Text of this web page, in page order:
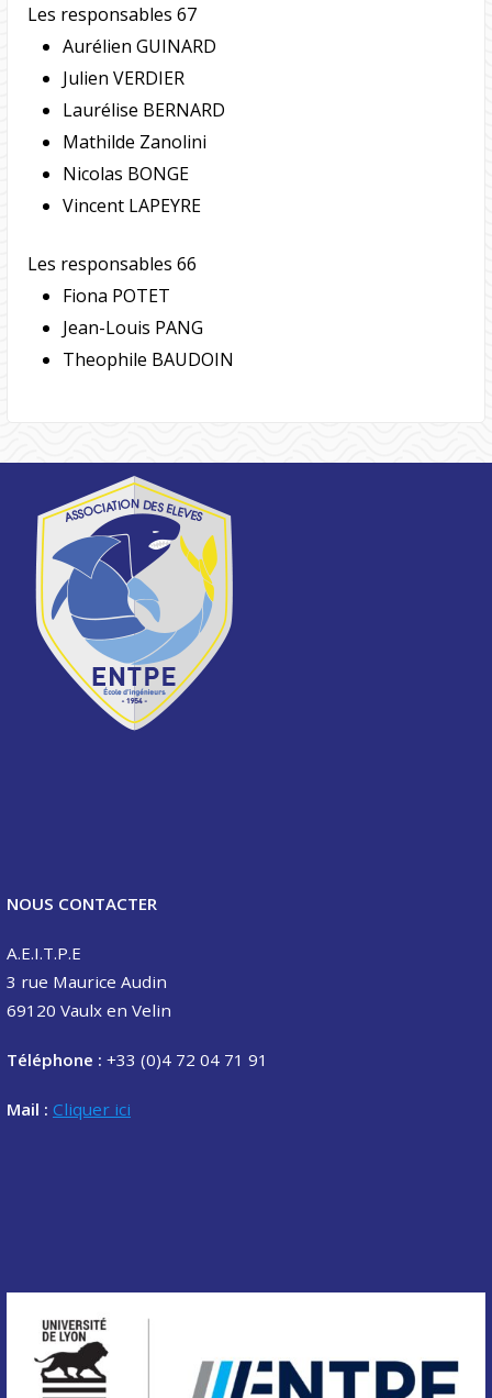
Les responsables 67
Aurélien GUINARD
Julien VERDIER
Laurélise BERNARD
Mathilde Zanolini
Nicolas BONGE
Vincent LAPEYRE
Les responsables 66
Fiona POTET
Jean-Louis PANG
Theophile BAUDOIN
NOUS CONTACTER
A.E.I.T.P.E
3 rue Maurice Audin
69120 Vaulx en Velin
Téléphone : +33 (0)4 72 04 71 91
Mail : Cliquer ici